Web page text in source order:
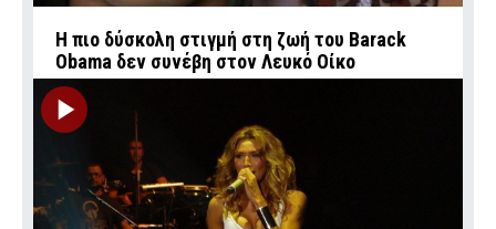
Η πιο δύσκολη στιγμή στη ζωή του Barack
Obama δεν συνέβη στον Λευκό Οίκο